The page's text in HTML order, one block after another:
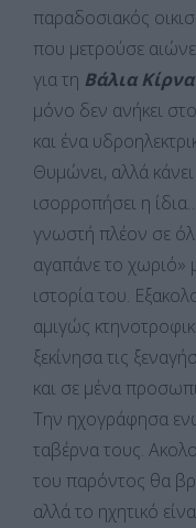
παραδοσιακός
που μετρούσε
για τη Βάλια Κίρνα
μόνο δεν ανήκει
και ένα
Θυμώνει, αλλά
ισορροπήσει η
γνωστή πλέον σε
αγαπάνε το χωριό»
ιστορία του.
αμιγώς
ξεκίνησα τις
και σε μένα
Την ηχογράφησα
ταβέρνα τους.
του παρόντος θα
αλλά το ηχητικό